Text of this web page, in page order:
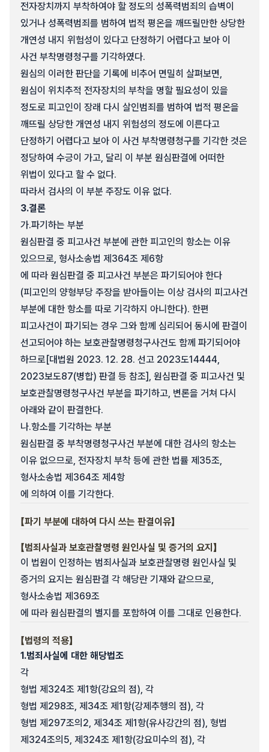
전자장치까지 부착하여야 할 정도의 성폭력범죄의 습벽이
있거나 성폭력범죄를 범하여 법적 평온을 깨뜨릴만한 상당한
개연성 내지 위험성이 있다고 단정하기 어렵다고 보아 이
사건 부착명령청구를 기각하였다.
원심의 이러한 판단을 기록에 비추어 면밀히 살펴보면,
원심이 위치추적 전자장치의 부착을 명할 필요성이 있을
정도로 피고인이 장래 다시 살인범죄를 범하여 법적 평온을
깨뜨릴 상당한 개연성 내지 위험성의 정도에 이른다고
단정하기 어렵다고 보아 이 사건 부착명령청구를 기각한 것은
정당하여 수긍이 가고, 달리 이 부분 원심판결에 어떠한
위법이 있다고 할 수 없다.
따라서 검사의 이 부분 주장도 이유 없다.
3.결론
가.파기하는 부분
원심판결 중 피고사건 부분에 관한 피고인의 항소는 이유
있으므로, 형사소송법 제364조 제6항
에 따라 원심판결 중 피고사건 부분은 파기되어야 한다
(피고인의 양형부당 주장을 받아들이는 이상 검사의 피고사건
부분에 대한 항소를 따로 기각하지 아니한다). 한편
피고사건이 파기되는 경우 그와 함께 심리되어 동시에 판결이
선고되어야 하는 보호관찰명령청구사건도 함께 파기되어야
하므로[대법원 2023. 12. 28. 선고 2023도14444,
2023보도87(병합) 판결 등 참조], 원심판결 중 피고사건 및
보호관찰명령청구사건 부분을 파기하고, 변론을 거쳐 다시
아래와 같이 판결한다.
나.항소를 기각하는 부분
원심판결 중 부착명령청구사건 부분에 대한 검사의 항소는
이유 없으므로, 전자장치 부착 등에 관한 법률 제35조,
형사소송법 제364조 제4항
에 의하여 이를 기각한다.
【파기 부분에 대하여 다시 쓰는 판결이유】
【범죄사실과 보호관찰명령 원인사실 및 증거의 요지】
이 법원이 인정하는 범죄사실과 보호관찰명령 원인사실 및
증거의 요지는 원심판결 각 해당란 기재와 같으므로,
형사소송법 제369조
에 따라 원심판결의 별지를 포함하여 이를 그대로 인용한다.
【법령의 적용】
1.범죄사실에 대한 해당법조
각
형법 제324조 제1항(강요의 점), 각
형법 제298조, 제34조 제1항(강제추행의 점), 각
형법 제297조의2, 제34조 제1항(유사강간의 점), 형법
제324조의5, 제324조 제1항(강요미수의 점), 각